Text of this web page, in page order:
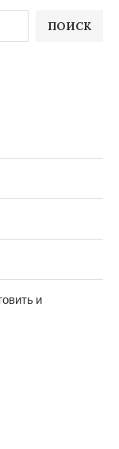
ПОИСК
и